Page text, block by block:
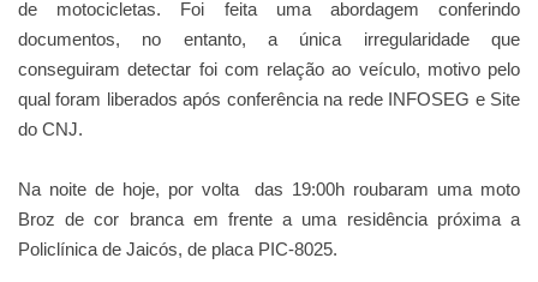
de motocicletas. Foi feita uma abordagem conferindo
documentos, no entanto, a única irregularidade que
conseguiram detectar foi com relação ao veículo, motivo pelo
qual foram liberados após conferência na rede INFOSEG e Site
do CNJ.
Na noite de hoje, por volta das 19:00h roubaram uma moto
Broz de cor branca em frente a uma residência próxima a
Policlínica de Jaicós, de placa PIC-8025.